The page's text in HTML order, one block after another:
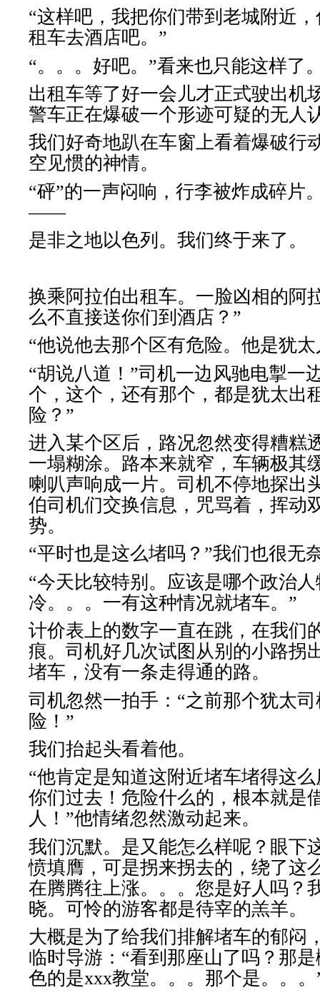
“这样吧，我把你们带到老城附近
租车去酒店吧。”
“。。。好吧。”看来也只能这样了
出租车等了好一会儿才正式驶出机
警车正在爆破一个形迹可疑的无人
我们好奇地趴在车窗上看着爆破行
空见惯的神情。
“砰”的一声闷响，行李被炸成碎片
――
是非之地以色列。我们终于来了。
换乘阿拉伯出租车。一脸凶相的阿
么不直接送你们到酒店？”
“他说他去那个区有危险。他是犹太
“胡说八道！”司机一边风驰电掣一
个，这个，还有那个，都是犹太出
险？”
进入某个区后，路况忽然变得糟糕
一塌糊涂。路本来就窄，车辆极其
喇叭声响成一片。司机不停地探出
伯司机们交换信息，咒骂着，挥动
势。
“平时也是这么堵吗？”我们也很无
“今天比较特别。应该是哪个政治
冷。。。一有这种情况就堵车。”
计价表上的数字一直在跳，在我们
痕。司机好几次试图从别的小路拐
堵车，没有一条走得通的路。
司机忽然一拍手：“之前那个犹太
险！”
我们抬起头看着他。
“他肯定是知道这附近堵车堵得这
你们过去！危险什么的，根本就是
人！”他情绪忽然激动起来。
我们沉默。是又能怎么样呢？眼下
愤填膺，可是拐来拐去的，绕了这
在腾腾往上涨。。。您是好人吗？
晓。可怜的游客都是待宰的羔羊。
大概是为了给我们排解堵车的郁闷
临时导游：“看到那座山了吗？那
色的是xxx教堂。。。那个是。。。